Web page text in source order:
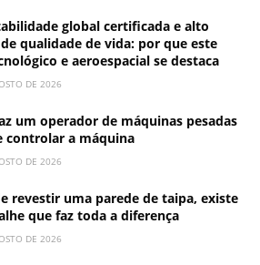
global certificada e alto
qualidade de vida: por que este
e aeroespacial se destaca
DE 2026
um operador de máquinas pesadas
controlar a máquina
DE 2026
revestir uma parede de taipa, existe
que faz toda a diferença
DE 2026